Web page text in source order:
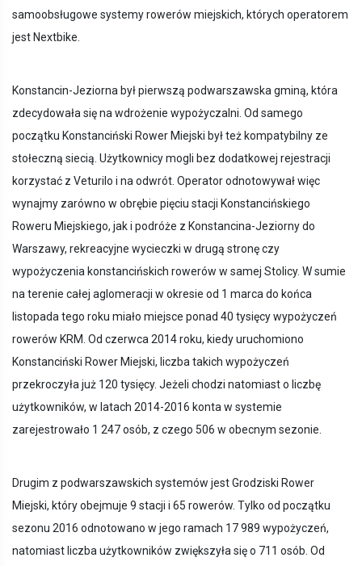
samoobsługowe systemy rowerów miejskich, których operatorem
jest Nextbike.
Konstancin-Jeziorna był pierwszą podwarszawska gminą, która
zdecydowała się na wdrożenie wypożyczalni. Od samego
początku Konstanciński Rower Miejski był też kompatybilny ze
stołeczną siecią. Użytkownicy mogli bez dodatkowej rejestracji
korzystać z Veturilo i na odwrót. Operator odnotowywał więc
wynajmy zarówno w obrębie pięciu stacji Konstancińskiego
Roweru Miejskiego, jak i podróże z Konstancina-Jeziorny do
Warszawy, rekreacyjne wycieczki w drugą stronę czy
wypożyczenia konstancińskich rowerów w samej Stolicy. W sumie
na terenie całej aglomeracji w okresie od 1 marca do końca
listopada tego roku miało miejsce ponad 40 tysięcy wypożyczeń
rowerów KRM. Od czerwca 2014 roku, kiedy uruchomiono
Konstanciński Rower Miejski, liczba takich wypożyczeń
przekroczyła już 120 tysięcy. Jeżeli chodzi natomiast o liczbę
użytkowników, w latach 2014-2016 konta w systemie
zarejestrowało 1 247 osób, z czego 506 w obecnym sezonie.
Drugim z podwarszawskich systemów jest Grodziski Rower
Miejski, który obejmuje 9 stacji i 65 rowerów. Tylko od początku
sezonu 2016 odnotowano w jego ramach 17 989 wypożyczeń,
natomiast liczba użytkowników zwiększyła się o 711 osób. Od